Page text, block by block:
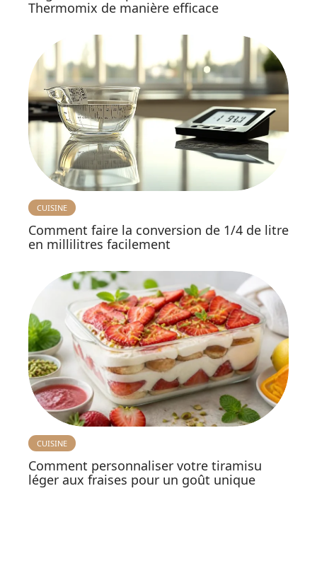
Thermomix de manière efficace
CUISINE
Comment faire la conversion de 1/4 de litre
en millilitres facilement
CUISINE
Comment personnaliser votre tiramisu
léger aux fraises pour un goût unique